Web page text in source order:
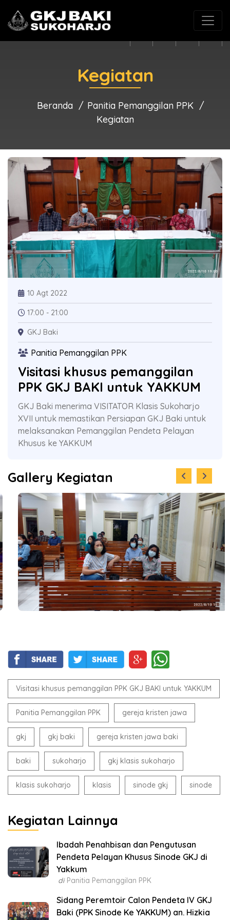
(0271) 625546 gkjbaki@gmail.com
Kegiatan
Beranda
Panitia Pemanggilan PPK
Kegiatan
10 Agt 2022
17:00 - 21:00
GKJ Baki
Panitia Pemanggilan PPK
Visitasi khusus pemanggilan
PPK GKJ BAKI untuk YAKKUM
GKJ Baki menerima VISITATOR Klasis Sukoharjo
XVII untuk memastikan Persiapan GKJ Baki untuk
melaksanakan Pemanggilan Pendeta Pelayan
Khusus ke YAKKUM
Gallery Kegiatan
Visitasi khusus pemanggilan PPK GKJ BAKI untuk YAKKUM
Panitia Pemanggilan PPK gereja kristen jawa
gkj gkj baki gereja kristen jawa baki
baki sukoharjo gkj klasis sukoharjo
klasis sukoharjo klasis sinode gkj sinode
Kegiatan Lainnya
Ibadah Penahbisan dan Pengutusan
Pendeta Pelayan Khusus Sinode GKJ di
Yakkum
di Panitia Pemanggilan PPK
Sidang Peremtoir Calon Pendeta IV GKJ
Baki (PPK Sinode Ke YAKKUM) an. Hizkia